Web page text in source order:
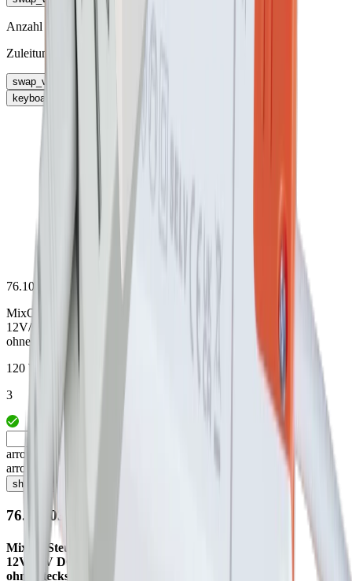
Anzahl Steckplätze (Sensoren)
Zuleitung/Stecksystem
swap_vert
keyboard_arrow_right
76.10603.11
MixOn Steuergerät 60W/120W
12V/24V DC, LxBxH 95x53x18mm
ohne Stecksystem
120 W
3
arrow_drop_up
arrow_drop_down
shopping_cart
76.10603.11
MixOn Steuergerät 60W/120W
12V/24V DC, LxBxH 95x53x18mm
ohne Stecksystem